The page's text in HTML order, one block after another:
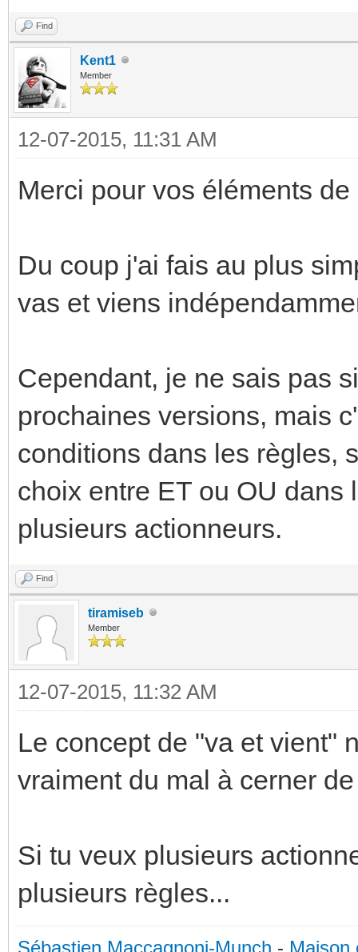
Find
Kent1
Member
12-07-2015, 11:31 AM
Merci pour vos éléments
Du coup j'ai fais au plus
vas et viens
Cependant, je ne sais pas
prochaines versions, mais
conditions dans les règles,
choix entre ET ou OU
plusieurs actionneurs.
Find
tiramiseb
Member
12-07-2015, 11:32 AM
Le concept de "va et vient"
vraiment du mal à cerner
Si tu veux plusieurs
plusieurs règles...
Sébastien Maccagnoni-Munch - Maison